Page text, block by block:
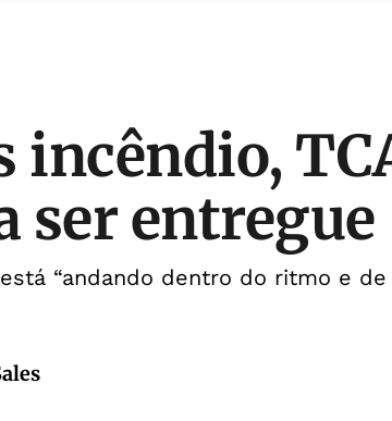
incêndio,
ser entregue
“andando dentro do ritmo e